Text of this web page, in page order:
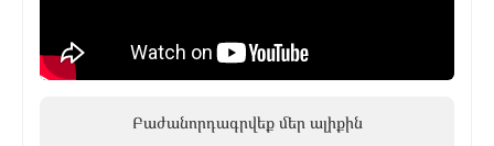
Բաժանորդագրվեք մեր ալիքին